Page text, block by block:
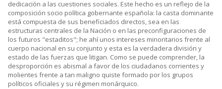
dedicación a las cuestiones sociales. Este hecho es un reflejo de la
composición socio política gobernante española: la casta dominante
está compuesta de sus beneficiados directos, sea en las
estructuras centrales de la Nación o en las preconfiguraciones de
los futuros "estaditos"; he ahí unos intereses minoritarios frente al
cuerpo nacional en su conjunto y esta es la verdadera división y
estado de las fuerzas que litigan. Como se puede comprender, la
desproporción es abismal a favor de los ciudadanos corrientes y
molientes frente a tan maligno quiste formado por los grupos
políticos oficiales y su régimen monárquico.